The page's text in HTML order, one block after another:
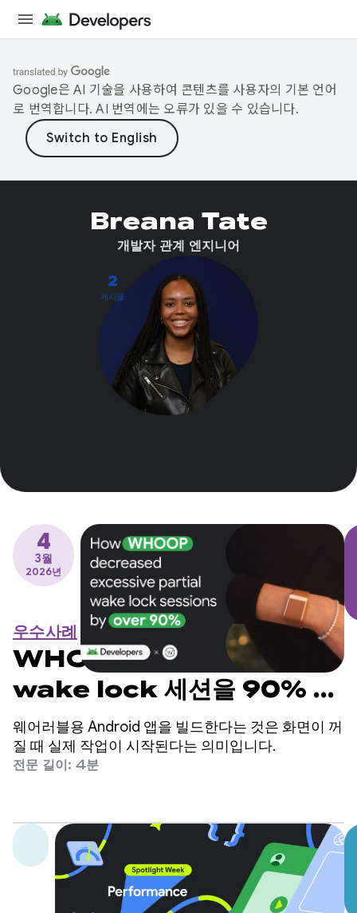
Google은 AI 기술을 사용하여 콘텐츠를 사용자의 기본 언어
로 번역합니다. AI 번역에는 오류가 있을 수 있습니다.
2
게시물
Breana Tate
개발자 관계 엔지니어
4
3월
2026년
우수사례
WHOOP에서 과도한 부분
wake lock 세션을 90% 이
상 줄인 방법
웨어러블용 Android 앱을 빌드한다는 것은 화면이 꺼
질 때 실제 작업이 시작된다는 의미입니다.
전문 길이: 4분